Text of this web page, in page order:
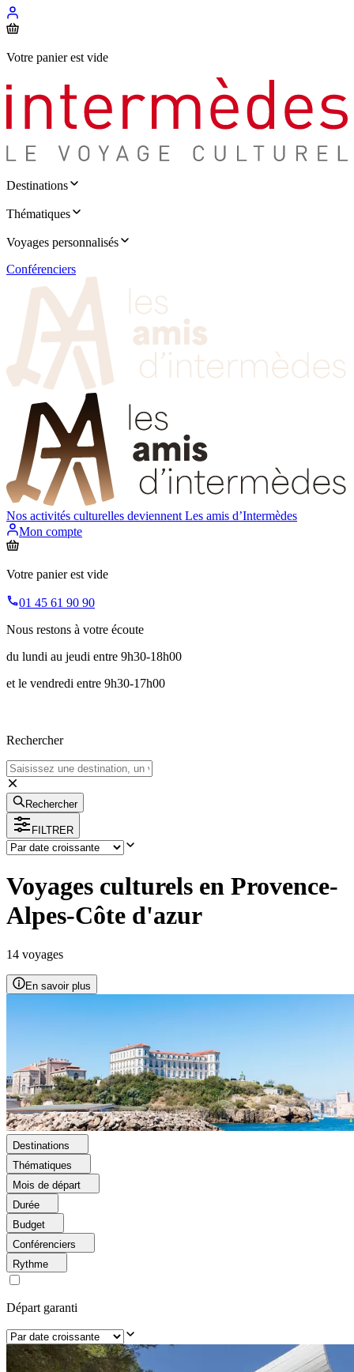
Votre panier est vide
Destinations
Thématiques
Voyages personnalisés
Conférenciers
Nos activités culturelles deviennent Les amis d’Intermèdes
Mon compte
Votre panier est vide
01 45 61 90 90
Nous restons à votre écoute
du lundi au jeudi entre 9h30-18h00
et le vendredi entre 9h30-17h00
Rechercher
Rechercher
FILTRER
Voyages culturels en Provence-
Alpes-Côte d'azur
14 voyages
En savoir plus
Destinations
Thématiques
Mois de départ
Durée
Budget
Conférenciers
Rythme
Départ garanti